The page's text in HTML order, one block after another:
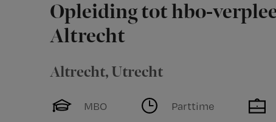
Opleiding tot hbo-
Altrecht
Altrecht, Utrecht
MBO Parttime